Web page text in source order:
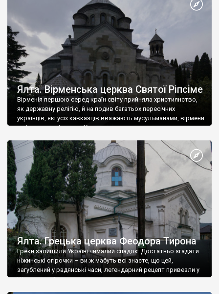
А потім було Хрещення Русі. На честь Херсонесу Таврійського
Ялта. Вірменська церква Святої Ріпсіме
Вірменія першою серед країн світу прийняла християнство,
як державну релігію, й на подив багатьох пересічних
українців, які усіх кавказців вважають мусульманами, вірмени
є відданими вірянами Христа
Ялта. Грецька церква Феодора Тирона
Греки залишили Україні чималий спадок. Достатньо згадати
ніжинські огірочки – ви ж мабуть всі знаєте, що цей,
загублений у радянські часи, легендарний рецепт привезли у
Ніжин греки?